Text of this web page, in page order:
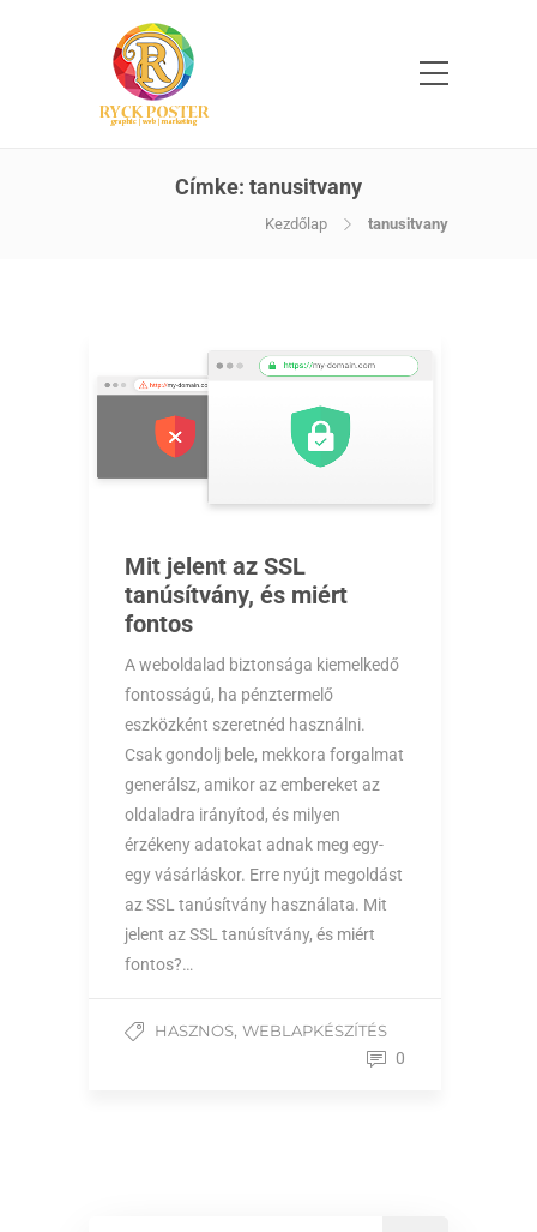
Címke: tanusitvany
Kezdőlap tanusitvany
Mit jelent az SSL
tanúsítvány, és miért
fontos
A weboldalad biztonsága kiemelkedő
fontosságú, ha pénztermelő
eszközként szeretnéd használni.
Csak gondolj bele, mekkora forgalmat
generálsz, amikor az embereket az
oldaladra irányítod, és milyen
érzékeny adatokat adnak meg egy-
egy vásárláskor. Erre nyújt megoldást
az SSL tanúsítvány használata. Mit
jelent az SSL tanúsítvány, és miért
fontos?…
HASZNOS, WEBLAPKÉSZÍTÉS
0